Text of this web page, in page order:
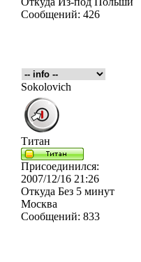
Сообщений: 426
Sokolovich
Титан
Присоединился:
2007/12/16 21:26
Откуда Без 5 минут
Москва
Сообщений: 833